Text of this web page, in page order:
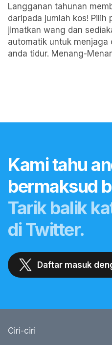
Langganan tahunan
daripada jumlah kos! Pilih
jimatkan wang dan
automatik untuk menjaga
anda tidur. Menang-
Kami tahu
bermaksud
Tarik balik
di Twitter.
Daftar masuk
Ciri-ciri